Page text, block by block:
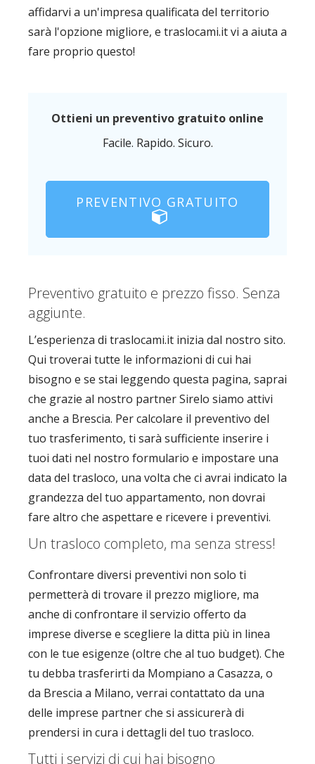
affidarvi a un'impresa qualificata del territorio
sarà l'opzione migliore, e traslocami.it vi a aiuta a
fare proprio questo!
Ottieni un preventivo gratuito online
Facile. Rapido. Sicuro.
PREVENTIVO GRATUITO
Preventivo gratuito e prezzo fisso. Senza
aggiunte.
L’esperienza di traslocami.it inizia dal nostro sito.
Qui troverai tutte le informazioni di cui hai
bisogno e se stai leggendo questa pagina, saprai
che grazie al nostro partner Sirelo siamo attivi
anche a Brescia. Per calcolare il preventivo del
tuo trasferimento, ti sarà sufficiente inserire i
tuoi dati nel nostro formulario e impostare una
data del trasloco, una volta che ci avrai indicato la
grandezza del tuo appartamento, non dovrai
fare altro che aspettare e ricevere i preventivi.
Un trasloco completo, ma senza stress!
Confrontare diversi preventivi non solo ti
permetterà di trovare il prezzo migliore, ma
anche di confrontare il servizio offerto da
imprese diverse e scegliere la ditta più in linea
con le tue esigenze (oltre che al tuo budget). Che
tu debba trasferirti da Mompiano a Casazza, o
da Brescia a Milano, verrai contattato da una
delle imprese partner che si assicurerà di
prendersi in cura i dettagli del tuo trasloco.
Tutti i servizi di cui hai bisogno